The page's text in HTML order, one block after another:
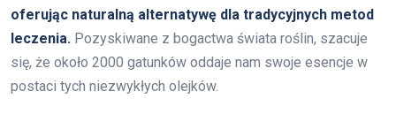
oferując naturalną alternatywę dla tradycyjnych metod
leczenia. Pozyskiwane z bogactwa świata roślin, szacuje
się, że około 2000 gatunków oddaje nam swoje esencje w
postaci tych niezwykłych olejków.